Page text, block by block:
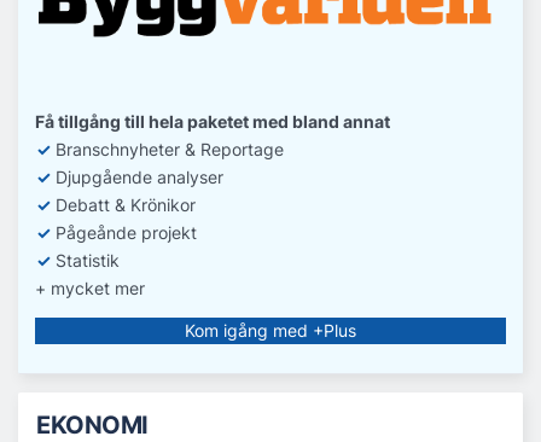
Få tillgång till hela paketet med bland annat
✓ Branschnyheter & Reportage
✓ Djupgående analyser
✓ Debatt & Krönikor
✓ Pågeånde projekt
✓ Statistik
+ mycket mer
Kom igång med +Plus
EKONOMI